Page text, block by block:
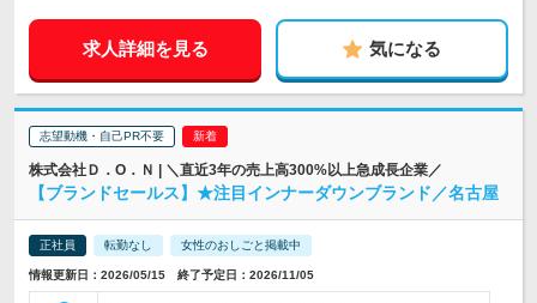
求人詳細を見る 気になる
志望動機・自己PR不要
株式会社Ｄ．О．Ｎ | ＼直近3年の売上高300%以上急成長企業／
【ブランドセールス】★注目インナーダウンブランド／名古屋
正社員 転勤なし 女性のおしごと掲載中
情報更新日：2026/05/15 終了予定日：2026/11/05